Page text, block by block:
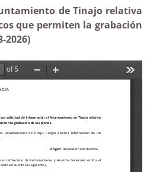
de Tinajo relativa
que permiten la grabación
2026)